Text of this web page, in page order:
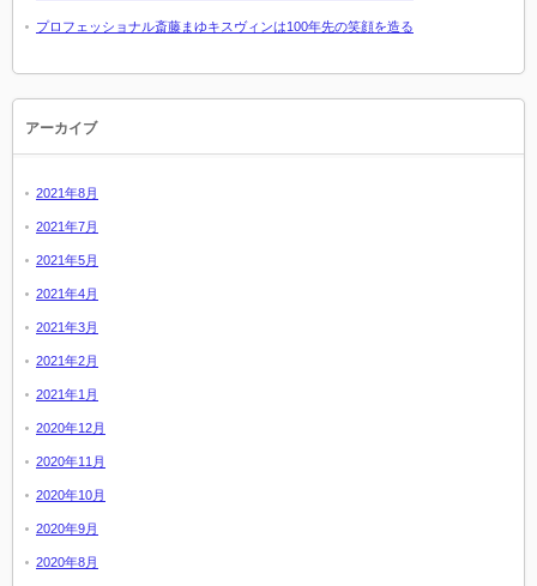
プロフェッショナル斎藤まゆキスヴィンは100年先の笑顔を造る
アーカイブ
2021年8月
2021年7月
2021年5月
2021年4月
2021年3月
2021年2月
2021年1月
2020年12月
2020年11月
2020年10月
2020年9月
2020年8月